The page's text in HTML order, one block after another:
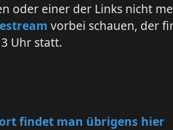
oder einer der Links nicht
vorbei schauen, der
Uhr statt.
findet man übrigens hier